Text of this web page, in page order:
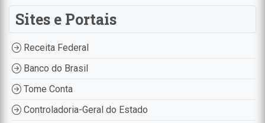
Sites e Portais
Receita Federal
Banco do Brasil
Tome Conta
Controladoria-Geral do Estado